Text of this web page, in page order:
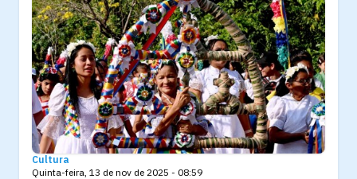
Cultura
Quinta-feira, 13 de nov de 2025 - 08:59